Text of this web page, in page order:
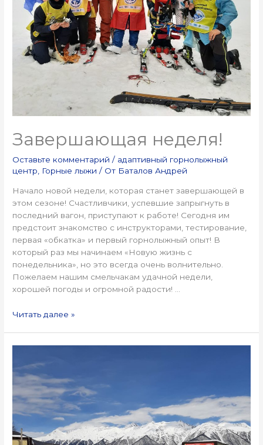
Завершающая неделя!
Оставьте комментарий / адаптивный горнолыжный
центр
Горные лыжи / От Баталов Андрей
Начало новой недели, которая станет завершающей в
этом сезоне! Счастливчики, успевшие запрыгнуть в
последний вагон, приступают к работе! Сегодня им
предстоит знакомство с инструкторами, тестирование,
первая «обкатка» и первый горнолыжный опыт! В
который раз мы начинаем «Новую жизнь с
понедельника», но это всегда очень волнительно.
Пожелаем нашим смельчакам удачной недели,
хорошей погоды и огромной радости! …
Читать далее »
нами!